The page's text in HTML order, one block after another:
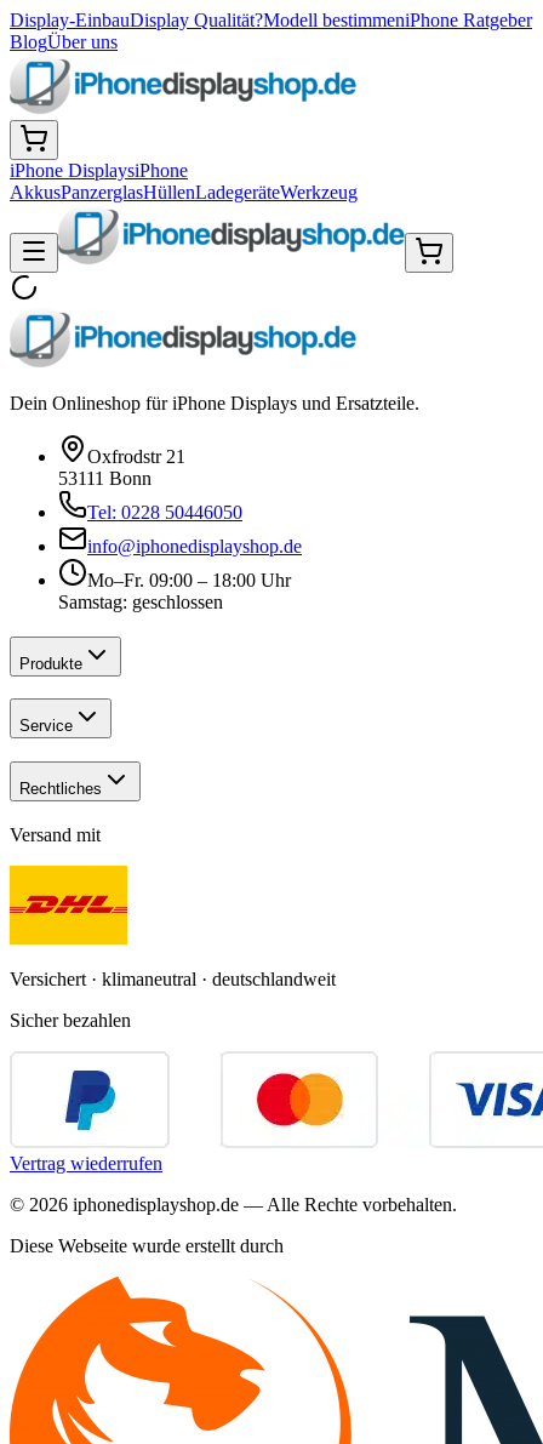
Display-EinbauDisplay Qualität?Modell bestimmeniPhone Ratgeber
BlogÜber uns
iPhone DisplaysiPhone
AkkusPanzerglasHüllenLadegeräteWerkzeug
Dein Onlineshop für iPhone Displays und Ersatzteile.
Oxfrodstr 21
53111 Bonn
Tel: 0228 50446050
info@iphonedisplayshop.de
Mo–Fr. 09:00 – 18:00 Uhr
Samstag: geschlossen
Produkte
Service
Rechtliches
Versand mit
Versichert · klimaneutral · deutschlandweit
Sicher bezahlen
Vertrag wiederrufen
© 2026 iphonedisplayshop.de — Alle Rechte vorbehalten.
Diese Webseite wurde erstellt durch